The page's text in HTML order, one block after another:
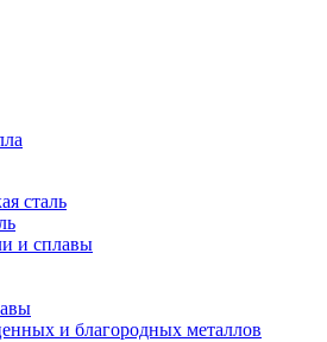
сталь
и сплавы
и благородных металлов